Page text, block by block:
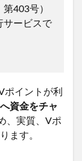
403号）
サービスで
ポイントが利
資金をチャ
、実質、Vポ
ます。